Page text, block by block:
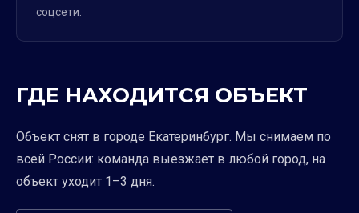
соцсети.
ГДЕ НАХОДИТСЯ ОБЪЕКТ
Объект снят в городе Екатеринбург. Мы снимаем по
всей России: команда выезжает в любой город, на
объект уходит 1–3 дня.